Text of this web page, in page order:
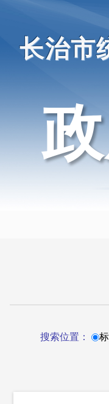
长治市
搜索位置：